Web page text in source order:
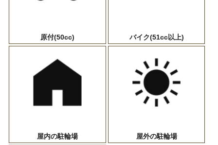
原付(50cc) バイク(51cc以上)
屋内の駐輪場 屋外の駐輪場